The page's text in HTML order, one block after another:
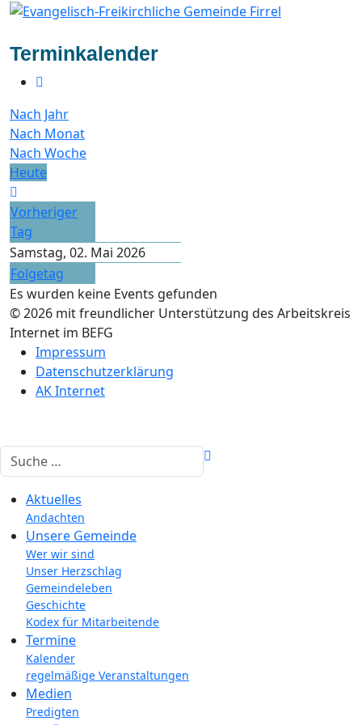
Terminkalender
Nach Jahr
Nach Monat
Nach Woche
Heute
Vorheriger
Tag
Samstag, 02. Mai 2026
Folgetag
Es wurden keine Events gefunden
© 2026 mit freundlicher Unterstützung des Arbeitskreis
Internet im BEFG
Impressum
Datenschutzerklärung
AK Internet
Suchen
Aktuelles
Andachten
Unsere Gemeinde
Wer wir sind
Unser Herzschlag
Gemeindeleben
Geschichte
Kodex für Mitarbeitende
Termine
Kalender
regelmäßige Veranstaltungen
Medien
Predigten